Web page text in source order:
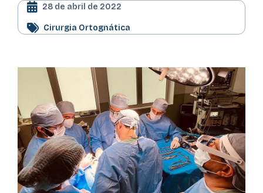
28 de abril de 2022
Cirurgia Ortognática